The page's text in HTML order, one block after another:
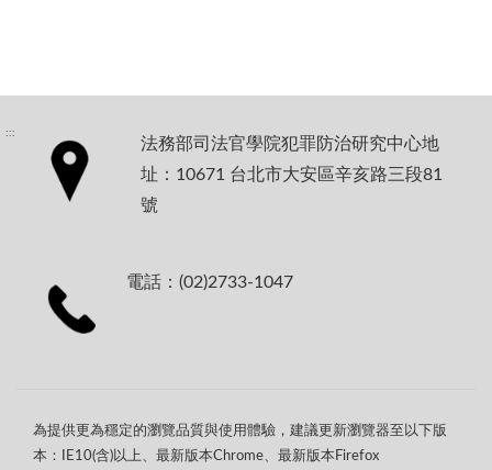
:::
法務部司法官學院犯罪防治研究中心地
址：10671 台北市大安區辛亥路三段81
號
電話：(02)2733-1047
為提供更為穩定的瀏覽品質與使用體驗，建議更新瀏覽器至以下版
本：IE10(含)以上、最新版本Chrome、最新版本Firefox